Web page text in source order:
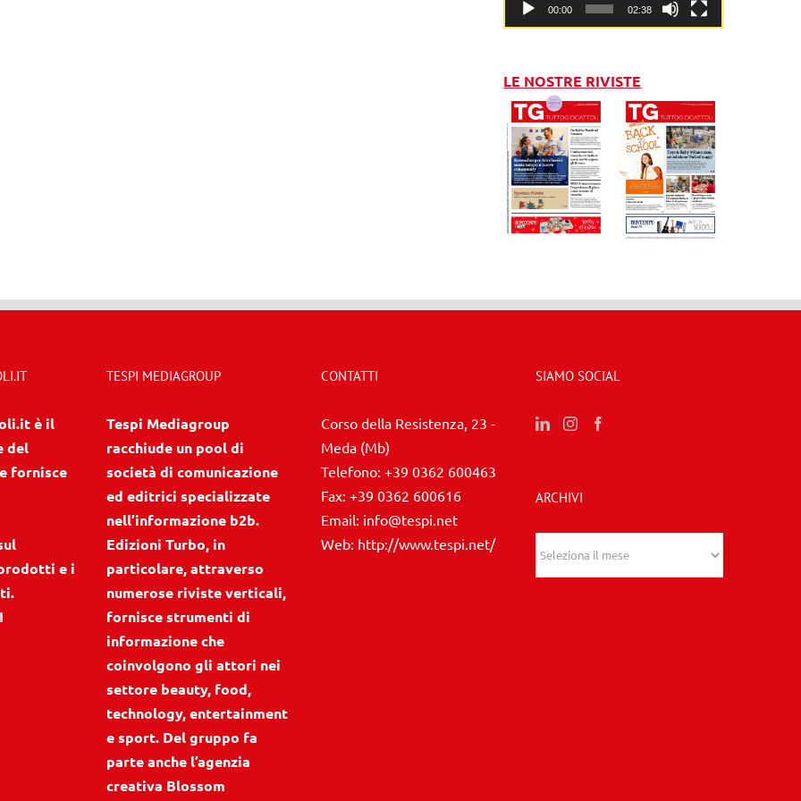
00:00 02:38
LE NOSTRE RIVISTE
è il
del
fornisce
e i
TESPI MEDIAGROUP
Tespi Mediagroup
racchiude un pool di
società di comunicazione
ed editrici specializzate
nell’informazione b2b.
Edizioni Turbo, in
particolare, attraverso
numerose riviste verticali,
fornisce strumenti di
informazione che
coinvolgono gli attori nei
settore beauty, food,
technology, entertainment
e sport. Del gruppo fa
parte anche l’agenzia
creativa Blossom
CONTATTI
Corso della Resistenza, 23 -
Meda (Mb)
Telefono: +39 0362 600463
Fax: +39 0362 600616
Email: info@tespi.net
Web: http://www.tespi.net/
SIAMO SOCIAL
ARCHIVI